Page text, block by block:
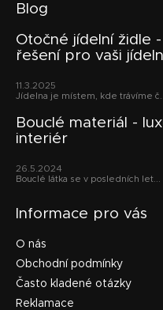
Blog
Otočné jídelní židle
řešení pro vaši
11.3.2025
Jídelna je místem, kde trávíme č...
Bouclé materiál -
interiér
26.5.2024
Bouclé látka se v posledních let...
Informace pro vás
O nás
Obchodní podmínky
Často kladené otázky
Reklamace